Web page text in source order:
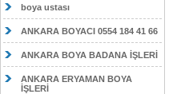
boya ustası
ANKARA BOYACI 0554 184 41 66
ANKARA BOYA BADANA İŞLERİ
ANKARA ERYAMAN BOYA
İŞLERİ